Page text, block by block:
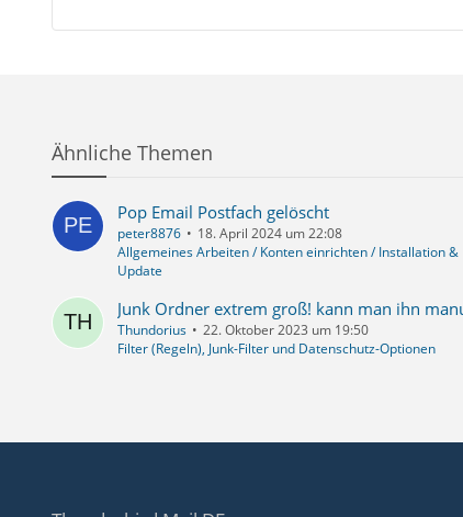
Ähnliche Themen
Pop Email Postfach gelöscht
peter8876
18. April 2024 um 22:08
Allgemeines Arbeiten / Konten einrichten / Installation &
Update
Thundorius
22. Oktober 2023 um 19:50
Filter (Regeln), Junk-Filter und Datenschutz-Optionen